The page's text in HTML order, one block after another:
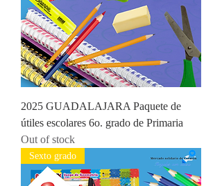
2025 GUADALAJARA Paquete de
útiles escolares 6o. grado de Primaria
Out of stock
Sexto grado